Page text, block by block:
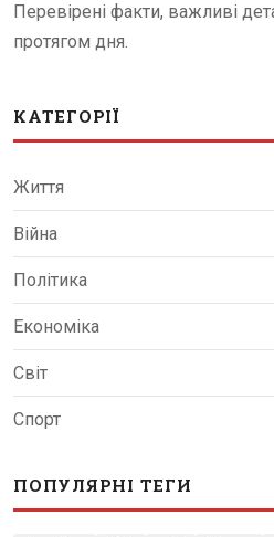
Перевірені факти, важливі
протягом дня.
КАТЕГОРІЇ
Життя
Війна
Політика
Економіка
Світ
Спорт
ПОПУЛЯРНІ ТЕГИ